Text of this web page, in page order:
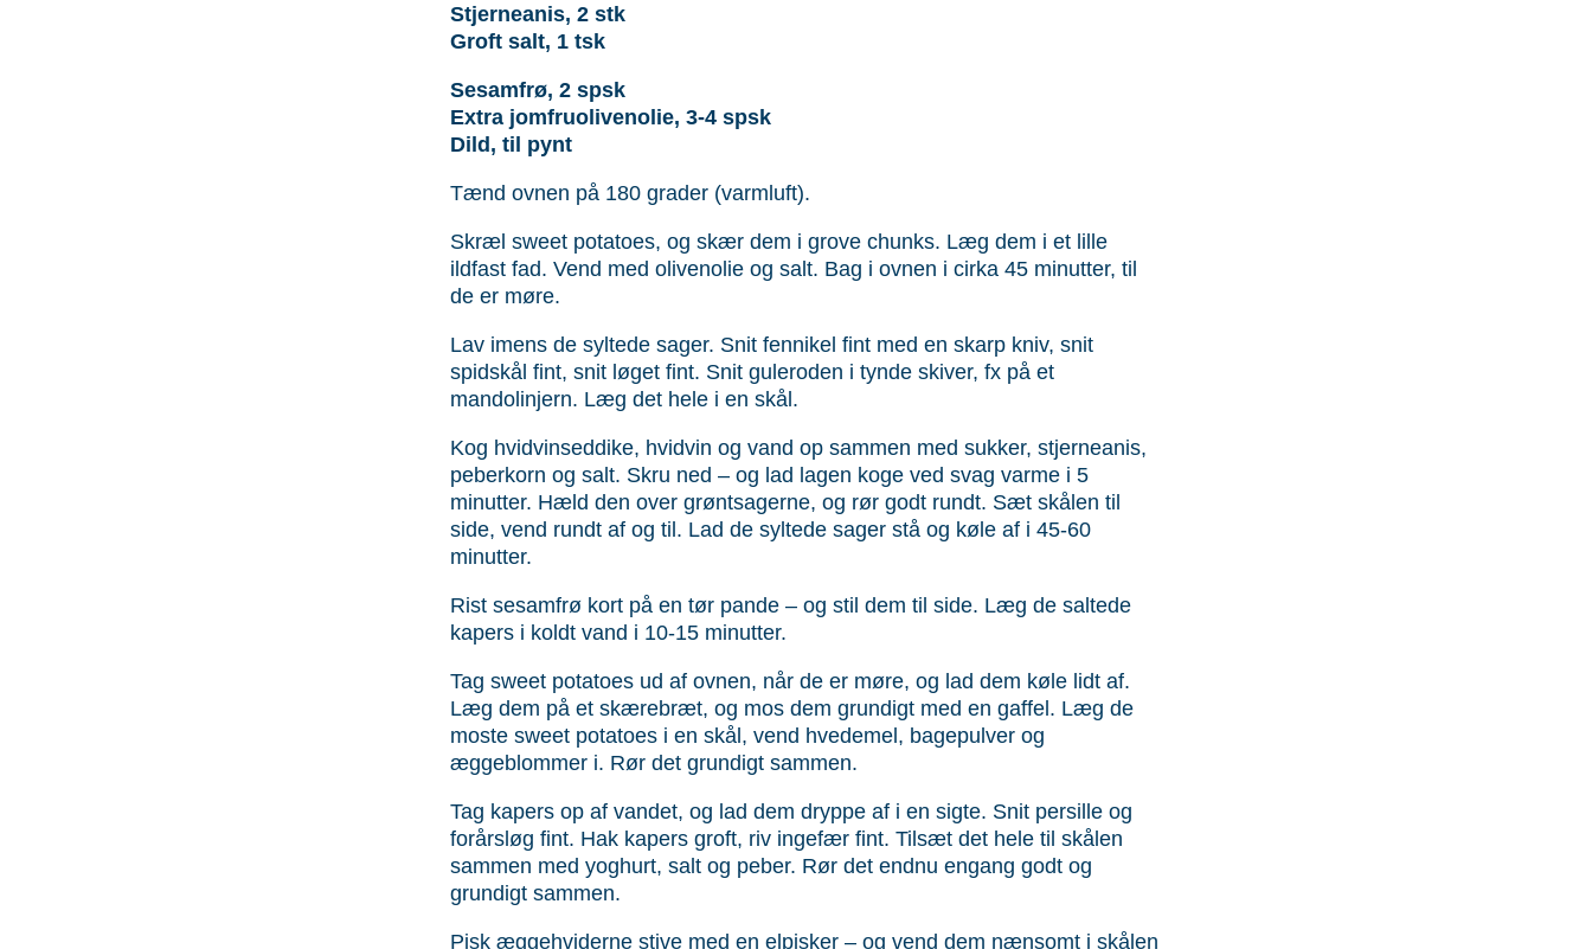
Stjerneanis, 2 stk
Groft salt, 1 tsk
Sesamfrø, 2 spsk
Extra jomfruolivenolie, 3-4 spsk
Dild, til pynt
Tænd ovnen på 180 grader (varmluft).
Skræl sweet potatoes, og skær dem i grove chunks. Læg dem i et lille
ildfast fad. Vend med olivenolie og salt. Bag i ovnen i cirka 45 minutter, til
de er møre.
Lav imens de syltede sager. Snit fennikel fint med en skarp kniv, snit
spidskål fint, snit løget fint. Snit guleroden i tynde skiver, fx på et
mandolinjern. Læg det hele i en skål.
Kog hvidvinseddike, hvidvin og vand op sammen med sukker, stjerneanis,
peberkorn og salt. Skru ned – og lad lagen koge ved svag varme i 5
minutter. Hæld den over grøntsagerne, og rør godt rundt. Sæt skålen til
side, vend rundt af og til. Lad de syltede sager stå og køle af i 45-60
minutter.
Rist sesamfrø kort på en tør pande – og stil dem til side. Læg de saltede
kapers i koldt vand i 10-15 minutter.
Tag sweet potatoes ud af ovnen, når de er møre, og lad dem køle lidt af.
Læg dem på et skærebræt, og mos dem grundigt med en gaffel. Læg de
moste sweet potatoes i en skål, vend hvedemel, bagepulver og
æggeblommer i. Rør det grundigt sammen.
Tag kapers op af vandet, og lad dem dryppe af i en sigte. Snit persille og
forårs­løg fint. Hak kapers groft, riv ingefær fint. Tilsæt det hele til skålen
sammen med yoghurt, salt og peber. Rør det endnu engang godt og
grundigt sammen.
Pisk æggehviderne stive med en elpisker – og vend dem nænsomt i skålen